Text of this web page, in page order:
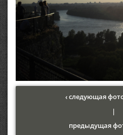
‹ следующая
|
предыдущая